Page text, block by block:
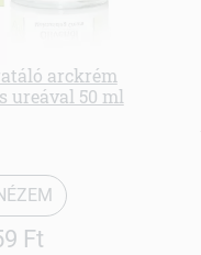
arckrém
ureával 50 ml
Ft